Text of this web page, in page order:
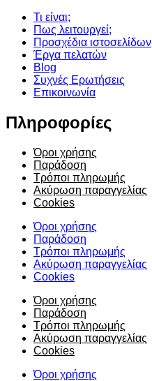
Τι είναι;
Πως λειτουργεί;
Προσχέδια ιστοσελίδων
Έργα πελατών
Blog
Συχνές Ερωτήσεις
Επικοινωνία
Πληροφορίες
Όροι χρήσης
Παράδοση
Τρόποι πληρωμής
Ακύρωση παραγγελίας
Cookies
Όροι χρήσης
Παράδοση
Τρόποι πληρωμής
Ακύρωση παραγγελίας
Cookies
Όροι χρήσης
Παράδοση
Τρόποι πληρωμής
Ακύρωση παραγγελίας
Cookies
Όροι χρήσης